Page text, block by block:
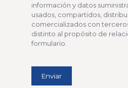
información y datos
usados, compartidos,
comercializados con
distinto al propósito de
formulario.